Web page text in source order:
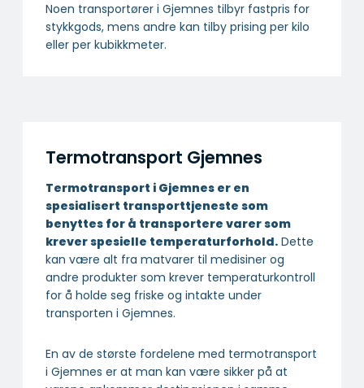
Noen transportører i Gjemnes tilbyr fastpris for
stykkgods, mens andre kan tilby prising per kilo
eller per kubikkmeter.
Termotransport Gjemnes
Termotransport i Gjemnes er en
spesialisert transport­tjeneste som
benyttes for å transportere varer som
krever spesielle temperatur­forhold. Dette
kan være alt fra matvarer til medisiner og
andre produkter som krever temperaturkontroll
for å holde seg friske og intakte under
transporten i Gjemnes.
En av de største fordelene med termotransport
i Gjemnes er at man kan være sikker på at